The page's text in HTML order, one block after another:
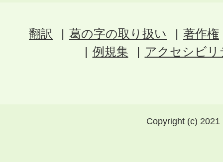
翻訳 葛の字の取り扱い
著作権
例規集
アクセシビ
Copyright (c)